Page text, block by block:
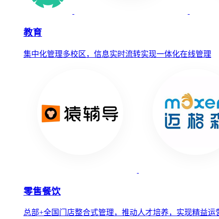
教育
集中化管理多校区，信息实时流转实现一体化在线管理
零售餐饮
总部+全国门店整合式管理，推动人才培养，实现精益运